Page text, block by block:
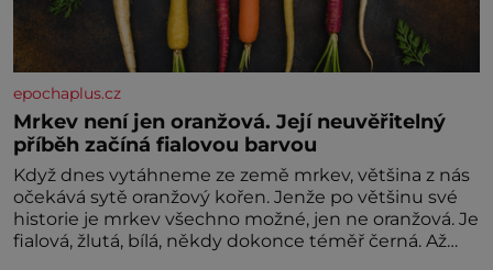
epochaplus.cz
Mrkev není jen oranžová. Její neuvěřitelný
příběh začíná fialovou barvou
Když dnes vytáhneme ze země mrkev, většina z nás
očekává sytě oranžový kořen. Jenže po většinu své
historie je mrkev všechno možné, jen ne oranžová. Je
fialová, žlutá, bílá, někdy dokonce téměř černá. Až